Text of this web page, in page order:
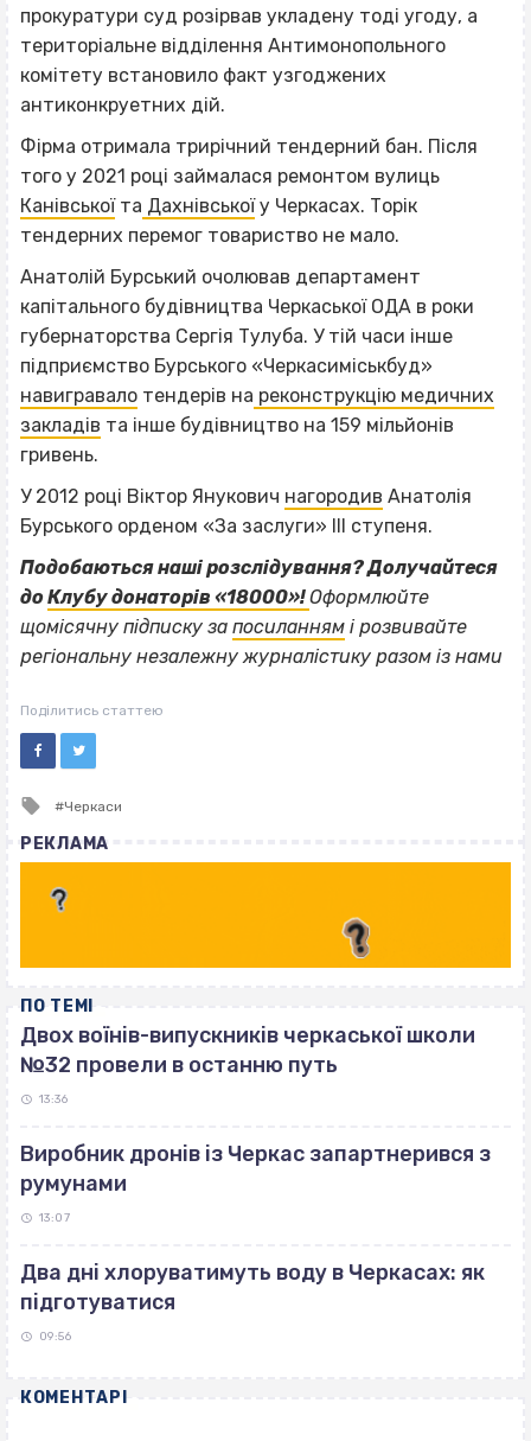
прокуратури суд розірвав укладену тоді угоду, а
територіальне відділення Антимонопольного
комітету встановило факт узгоджених
антиконкруетних дій.
Фірма отримала трирічний тендерний бан. Після
того у 2021 році займалася ремонтом вулиць
Канівськоїта Дахнівськоїу Черкасах. Торік
тендерних перемог товариство не мало.
Анатолій Бурський очолював департамент
капітального будівництва Черкаської ОДА в роки
губернаторства Сергія Тулуба. У тій часи інше
підприємство Бурського «Черкасиміськбуд»
навигравало тендерів на реконструкцію медичних
закладів та інше будівництво на 159 мільйонів
гривень.
У 2012 році Віктор Янукович нагородив Анатолія
Бурського орденом «За заслуги» III ступеня.
Подобаються наші розслідування? Долучайтеся
доКлубу донаторів «18000»!Оформлюйте
щомісячну підписку за посиланням і розвивайте
регіональну незалежну журналістику разом із нами
Поділитись статтею
Tagged
Черкаси
РЕКЛАМА
ПО ТЕМІ
Двох воїнів-випускників черкаської школи
№32 провели в останню путь
13:36
Виробник дронів із Черкас запартнерився з
румунами
13:07
Два дні хлоруватимуть воду в Черкасах: як
підготуватися
09:56
КОМЕНТАРІ